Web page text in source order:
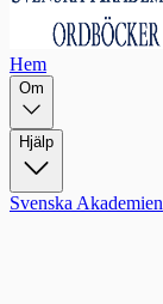
Hem
Om
Hjälp
Svenska Akademien